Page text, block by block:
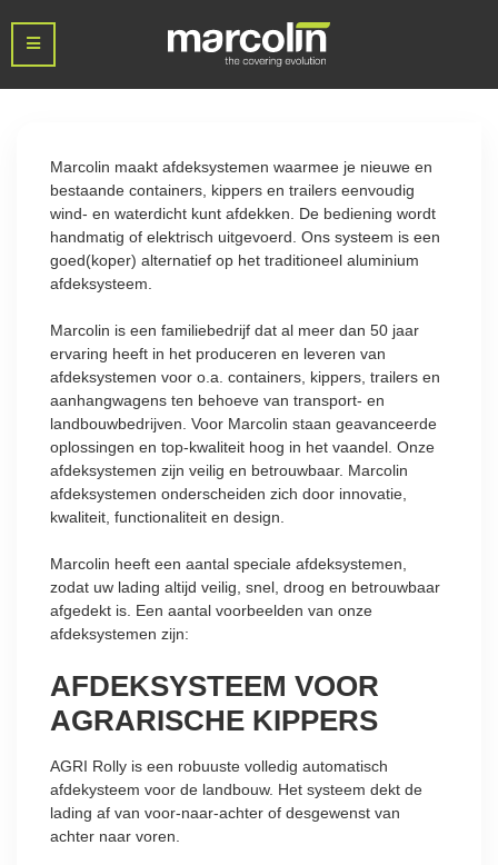
Marcolin maakt afdeksystemen waarmee je nieuwe en
bestaande containers, kippers en trailers eenvoudig
wind- en waterdicht kunt afdekken. De bediening wordt
handmatig of elektrisch uitgevoerd. Ons systeem is een
goed(koper) alternatief op het traditioneel aluminium
afdeksysteem.
Marcolin is een familiebedrijf dat al meer dan 50 jaar
ervaring heeft in het produceren en leveren van
afdeksystemen voor o.a. containers, kippers, trailers en
aanhangwagens ten behoeve van transport- en
landbouwbedrijven. Voor Marcolin staan geavanceerde
oplossingen en top-kwaliteit hoog in het vaandel. Onze
afdeksystemen zijn veilig en betrouwbaar. Marcolin
afdeksystemen onderscheiden zich door innovatie,
kwaliteit, functionaliteit en design.
Marcolin heeft een aantal speciale afdeksystemen,
zodat uw lading altijd veilig, snel, droog en betrouwbaar
afgedekt is. Een aantal voorbeelden van onze
afdeksystemen zijn:
AFDEKSYSTEEM VOOR
AGRARISCHE KIPPERS
AGRI Rolly is een robuuste volledig automatisch
afdekysteem voor de landbouw. Het systeem dekt de
lading af van voor-naar-achter of desgewenst van
achter naar voren.